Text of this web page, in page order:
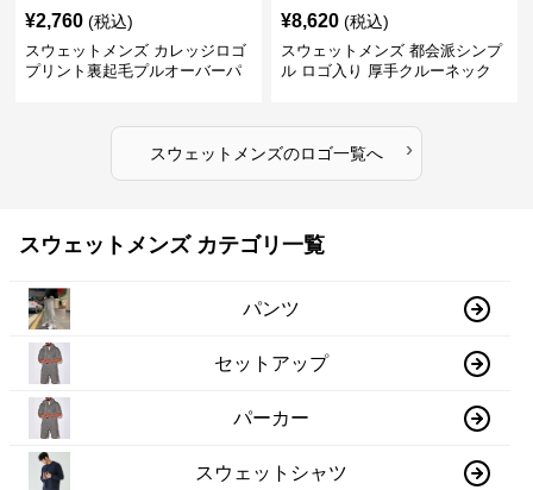
¥2,760 (税込)
スウェットメンズ カレッジロゴ
プリント裏起毛プルオーバーパ
¥8,620 (税込)
スウェットメンズ 都会派シンプ
ル ロゴ入り 厚手クルーネック
スウェットメンズのロゴ一覧へ ›
スウェットメンズ カテゴリ一覧
パンツ
セットアップ
パーカー
スウェットシャツ